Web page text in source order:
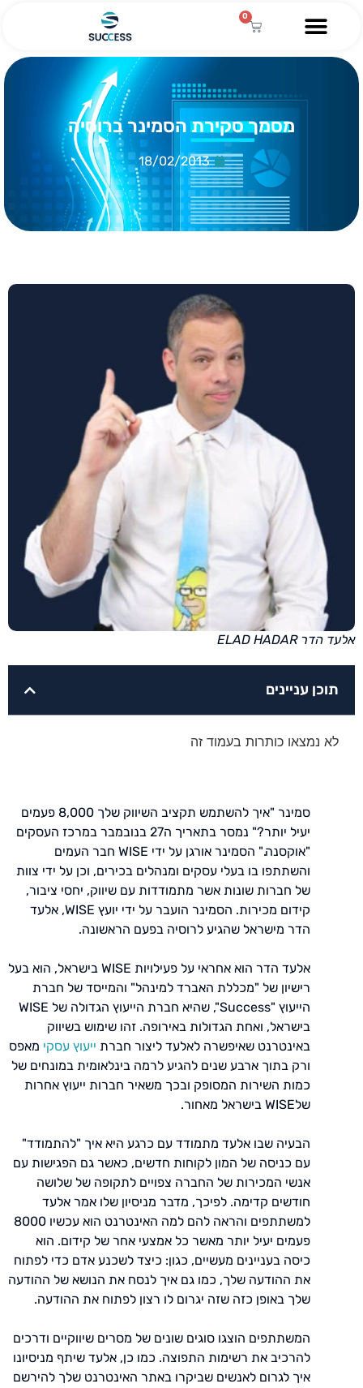
0
מסמך סקירת הסמינר ברוסיה
18/02/2013
אלעד הדר ELAD HADAR
תוכן עניינים
לא נמצאו כותרות בעמוד זה
סמינר "איך להשתמש תקציב השיווק שלך 8,000 פעמים
יעיל יותר?" נמסר בתאריך ה27 בנובמבר במרכז העסקים
"אוקסנה." הסמינר אורגן על ידי WISE חבר העמים
והשתתפו בו בעלי עסקים ומנהלים בכירים, וכן על ידי צוות
של חברות שונות אשר מתמודדות עם שיווק, יחסי ציבור,
קידום מכירות. הסמינר הועבר על ידי יועץ WISE, אלעד
הדר מישראל שהגיע לרוסיה בפעם הראשונה.
אלעד הדר הוא אחראי על פעילויות WISE בישראל, הוא בעל
רישיון של "מכללת האברד למינהל" והמייסד של חברת
הייעוץ "Success", שהיא חברת הייעוץ הגדולה של WISE
בישראל, ואחת הגדולות באירופה. זהו שימוש בשיווק
באינטרנט שאיפשרה לאלעד ליצור חברת ייעוץ עסקי מאפס
ורק בתוך ארבע שנים להגיע לרמה בינלאומית במונחים של
כמות השירות המסופק ובכך משאיר חברות ייעוץ אחרות
שלWISE בישראל מאחור.
הבעיה שבו אלעד מתמודד עם כרגע היא איך "להתמודד"
עם כניסה של המון לקוחות חדשים, כאשר גם הפגישות עם
אנשי המכירות של החברה צפויים לתקופה של שלושה
חודשים קדימה. לפיכך, מדבר מניסיון שלו אמר אלעד
למשתתפים והראה להם למה האינטרנט הוא עכשיו 8000
פעמים יעיל יותר מאשר כל אמצעי אחר של קידום. הוא
כיסה בעניינים מעשיים, כגון: כיצד לשכנע אדם כדי לפתוח
את ההודעה שלך, כמו גם איך לנסח את הנושא של ההודעה
שלך באופן כזה שזה יגרום לו רצון לפתוח את ההודעה.
המשתתפים הוצגו סוגים שונים של מסרים שיווקיים ודרכים
להרכיב את רשימות התפוצה. כמו כן, אלעד שיתף מניסיונו
איך לגרום לאנשים שביקרו באתר האינטרנט שלך להירשם